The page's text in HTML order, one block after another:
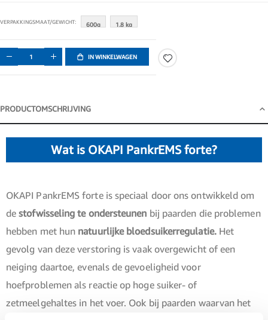
VERPAKKINGSMAAT/GEWICHT 600g 1.8 kg
IN WINKELWAGEN
PRODUCTOMSCHRIJVING
Productomschrijving
Wat is OKAPI PankrEMS forte?
OKAPI PankrEMS forte is speciaal door ons ontwikkeld om
destofwisseling te ondersteunen bij paarden die problemen
hebben met hun natuurlijke bloedsuikerregulatie.Het
gevolg van deze verstoring is vaak overgewicht of een
neiging daartoe, evenals de gevoeligheid voor
hoefproblemen als reactie op hoge suiker- of
zetmeelgehaltes in het voer. Ook bij paarden waarvan het